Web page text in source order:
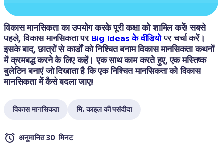
विकास मानसिकता का उपयोग करके पूरी कक्षा को शामिल करें! सबसे
पहले, विकास मानसिकता पर Big Ideas के वीडियो पर चर्चा करें।
इसके बाद, छात्रों से कार्डों को निश्चित बनाम विकास मानसिकता कथनों
में क्रमबद्ध करने के लिए कहें। एक साथ काम करते हुए, एक मस्तिष्क
बुलेटिन बनाएं जो दिखाता है कि एक निश्चित मानसिकता को विकास
मानसिकता में कैसे बदला जाए!
विकास मानसिकता मि. काइल की पसंदीदा
अनुमानित 30  मिनट